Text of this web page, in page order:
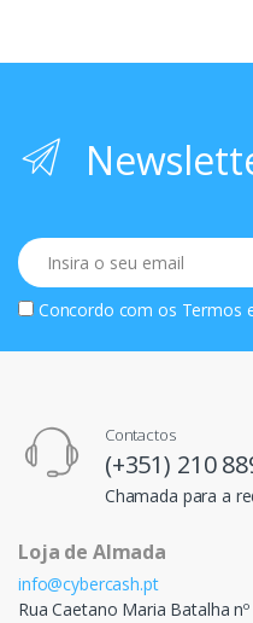
Email
Concordo com os Termos
Contactos
(+351) 210
Chamada para a
Loja de Almada
info@cybercash.pt
Rua Caetano Maria Batalha